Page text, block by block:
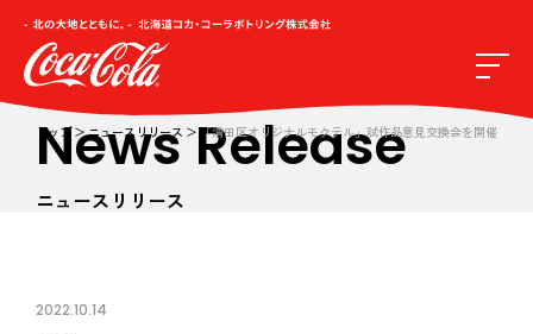
トップ ニュースリリース 「清田区オリジナルモクテル」試作品意見交換会を開催
News Release
ニュースリリース
2022.10.14